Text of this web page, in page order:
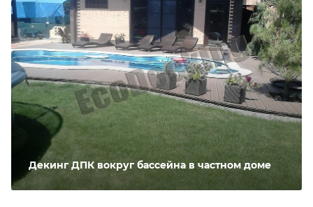
Декинг ДПК вокруг бассейна в частном доме